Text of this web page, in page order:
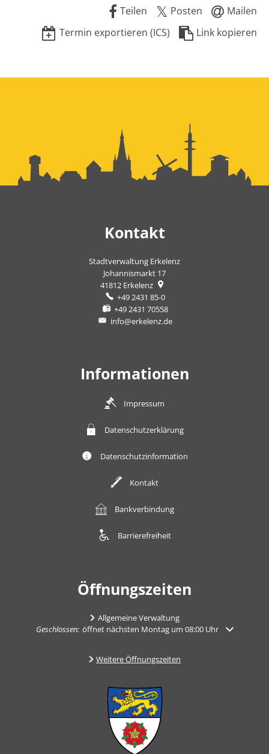
Teilen
Posten
Mailen
Termin exportieren (ICS)
Link kopieren
Kontakt
Stadtverwaltung Erkelenz
Johannismarkt 17
41812 Erkelenz
+49 2431 85-0
+49 2431 70558
info@erkelenz.de
Informationen
Impressum
Datenschutzerklärung
Datenschutzinformation
Kontakt
Bankverbindung
Barrierefreiheit
Öffnungszeiten
Allgemeine Verwaltung
Klicken, um weitere Öffnungs- oder Schließzeiten auszublenden
Geschlossen: öffnet nächsten Montag um 08:00 Uhr
Weitere Öffnungszeiten